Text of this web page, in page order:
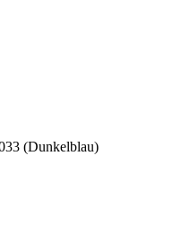
(Dunkelblau)